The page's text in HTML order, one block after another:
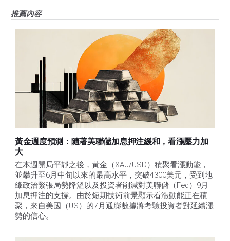
推薦內容
黃金週度預測：隨著美聯儲加息押注緩和，看漲壓力加
大
在本週開局平靜之後，黃金（XAU/USD）積聚看漲動能，
並攀升至6月中旬以來的最高水平，突破4300美元，受到地
緣政治緊張局勢降溫以及投資者削減對美聯儲（Fed）9月
加息押注的支撐。由於短期技術前景顯示看漲動能正在積
聚，來自美國（US）的7月通膨數據將考驗投資者對延續漲
勢的信心。